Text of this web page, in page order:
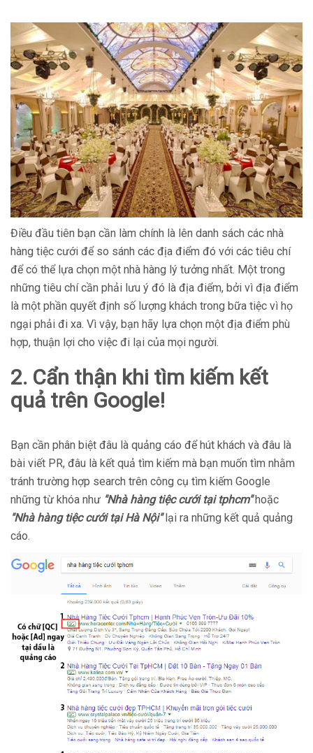
Điều đầu tiên bạn cần làm chính là lên danh sách các nhà
hàng tiệc cưới để so sánh các địa điểm đó với các tiêu chí
để có thể lựa chọn một nhà hàng lý tưởng nhất. Một trong
những tiêu chí cần phải lưu ý đó là địa điểm, bởi vì địa điểm
là một phần quyết định số lượng khách trong bữa tiệc vì họ
ngại phải đi xa. Vì vậy, bạn hãy lựa chọn một địa điểm phù
hợp, thuận lợi cho việc đi lại của mọi người.
2. Cẩn thận khi tìm kiếm kết
quả trên Google!
Bạn cần phân biệt đâu là quảng cáo để hút khách và đâu là
bài viết PR, đâu là kết quả tìm kiếm mà bạn muốn tìm nhằm
tránh trường hợp search trên công cụ tìm kiếm Google
những từ khóa như "Nhà hàng tiệc cưới tại tphcm"hoặc
"Nhà hàng tiệc cưới tại Hà Nội"lại ra những kết quả quảng
cáo.